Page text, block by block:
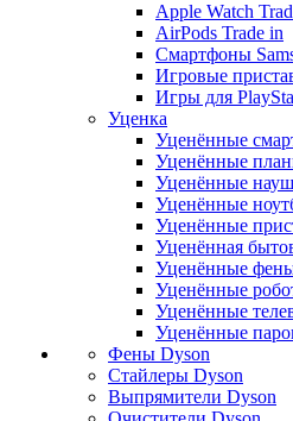
Apple Watch
AirPods Trade in
Смартфоны
Игровые
Игры для
Уценка
Уценённые
Уценённые
Уценённые
Уценённые
Уценённые
Уценённая
Уценённые
Уценённые
Уценённые
Уценённые
Фены Dyson
Стайлеры Dyson
Выпрямители Dyson